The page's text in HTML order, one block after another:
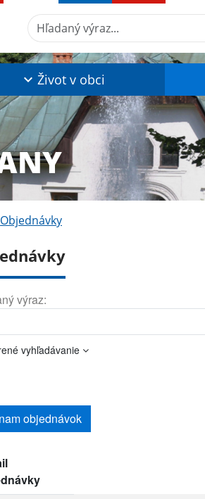
Hľadaný výraz...
Život v obci
Objednávky
výraz:
vyhľadávanie
objednávok